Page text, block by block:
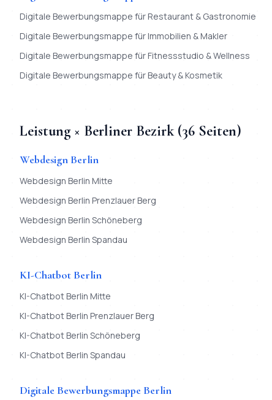
Digitale Bewerbungsmappe fürRestaurant & Gastronomie
Digitale Bewerbungsmappe fürImmobilien & Makler
Digitale Bewerbungsmappe fürFitnessstudio & Wellness
Digitale Bewerbungsmappe fürBeauty & Kosmetik
Leistung × Berliner Bezirk (36 Seiten)
Webdesign Berlin
Webdesign Berlin Mitte
Webdesign Berlin Prenzlauer Berg
Webdesign Berlin Schöneberg
Webdesign Berlin Spandau
KI-Chatbot Berlin
KI-ChatbotBerlin Mitte
KI-ChatbotBerlin Prenzlauer Berg
KI-ChatbotBerlin Schöneberg
KI-ChatbotBerlin Spandau
Digitale Bewerbungsmappe Berlin